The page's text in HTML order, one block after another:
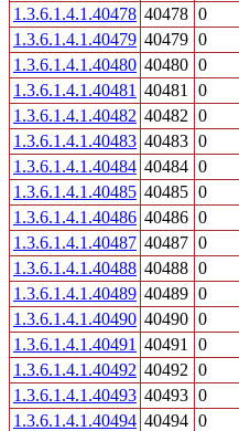
1.3.6.1.4.1.40478 40478 0
1.3.6.1.4.1.40479 40479 0
1.3.6.1.4.1.40480 40480 0
1.3.6.1.4.1.40481 40481 0
1.3.6.1.4.1.40482 40482 0
1.3.6.1.4.1.40483 40483 0
1.3.6.1.4.1.40484 40484 0
1.3.6.1.4.1.40485 40485 0
1.3.6.1.4.1.40486 40486 0
1.3.6.1.4.1.40487 40487 0
1.3.6.1.4.1.40488 40488 0
1.3.6.1.4.1.40489 40489 0
1.3.6.1.4.1.40490 40490 0
1.3.6.1.4.1.40491 40491 0
1.3.6.1.4.1.40492 40492 0
1.3.6.1.4.1.40493 40493 0
1.3.6.1.4.1.40494 40494 0